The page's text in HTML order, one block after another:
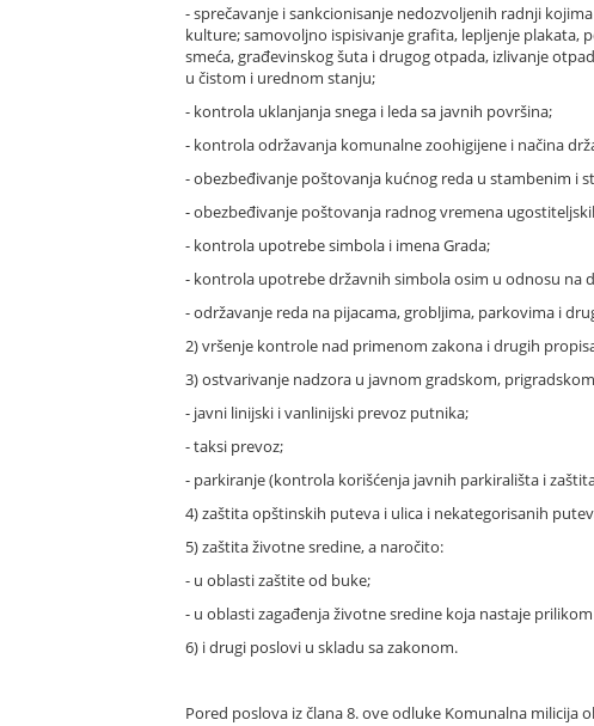
- sprečavanje i sankcionisanje nedozvoljenih radnji
kulture; samovoljno ispisivanje grafita, lepljenje plakata,
smeća, građevinskog šuta i drugog otpada, izlivanje
u čistom i urednom stanju;
- kontrola uklanjanja snega i leda sa javnih površina;
- kontrola održavanja komunalne zoohigijene i načina
- obezbeđivanje poštovanja kućnog reda u stambenim i
- obezbeđivanje poštovanja radnog vremena
- kontrola upotrebe simbola i imena Grada;
- kontrola upotrebe državnih simbola osim u odnosu na
- održavanje reda na pijacama, grobljima, parkovima i
2) vršenje kontrole nad primenom zakona i drugih
3) ostvarivanje nadzora u javnom gradskom,
- javni linijski i vanlinijski prevoz putnika;
- taksi prevoz;
- parkiranje (kontrola korišćenja javnih parkirališta i
4) zaštita opštinskih puteva i ulica i nekategorisanih
5) zaštita životne sredine, a naročito:
- u oblasti zaštite od buke;
- u oblasti zagađenja životne sredine koja nastaje
6) i drugi poslovi u skladu sa zakonom.
Pored poslova iz člana 8. ove odluke Komunalna milicija